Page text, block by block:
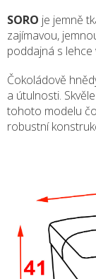
SORO je jemně
zajímavou,
poddajná s lehce
Čokoládově
a útulnosti.
tohoto modelu
robustní